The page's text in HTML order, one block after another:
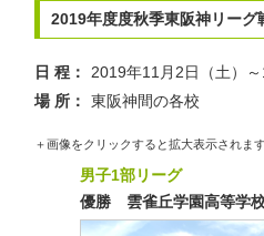
2019年度度秋季東阪神リーグ
日 程：
2019年11月2日（土）～
場 所：
東阪神間の各校
＋画像をクリックすると拡大表示されます
男子1部リーグ
優勝 雲雀丘学園高等学